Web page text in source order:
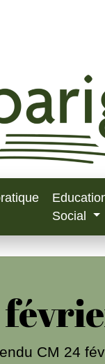
Social
CM 24